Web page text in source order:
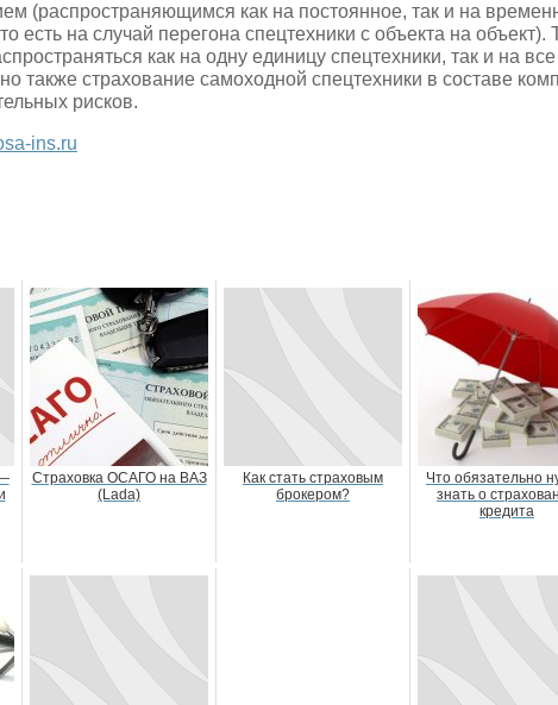
(распространяющимся как на постоянное, так и на
есть на случай перегона спецтехники с объекта на объект).
как на одну единицу спецтехники, так и на
также страхование самоходной спецтехники в составе
рисков.
ins.ru
Страховка ОСАГО на ВАЗ
(Lada)
Как стать страховым
брокером?
Что обязательно
знать о
кредита